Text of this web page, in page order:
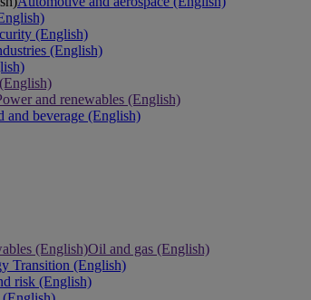
(English)
(English)
and renewables (English)
and beverage (English)
(English)Oil and gas (English)
Transition (English)
risk (English)